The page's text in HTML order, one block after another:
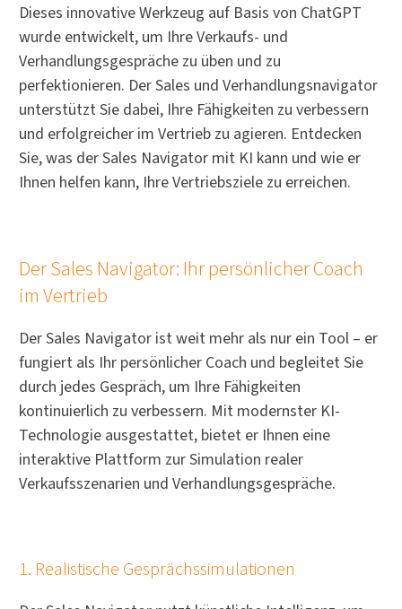
Dieses innovative Werkzeug auf Basis von ChatGPT
wurde entwickelt, um Ihre Verkaufs- und
Verhandlungsgespräche zu üben und zu
perfektionieren. Der Sales und Verhandlungsnavigator
unterstützt Sie dabei, Ihre Fähigkeiten zu verbessern
und erfolgreicher im Vertrieb zu agieren. Entdecken
Sie, was der Sales Navigator mit KI kann und wie er
Ihnen helfen kann, Ihre Vertriebsziele zu erreichen.
Der Sales Navigator: Ihr persönlicher Coach
im Vertrieb
Der Sales Navigator ist weit mehr als nur ein Tool – er
fungiert als Ihr persönlicher Coach und begleitet Sie
durch jedes Gespräch, um Ihre Fähigkeiten
kontinuierlich zu verbessern. Mit modernster KI-
Technologie ausgestattet, bietet er Ihnen eine
interaktive Plattform zur Simulation realer
Verkaufsszenarien und Verhandlungsgespräche.
1. Realistische Gesprächssimulationen